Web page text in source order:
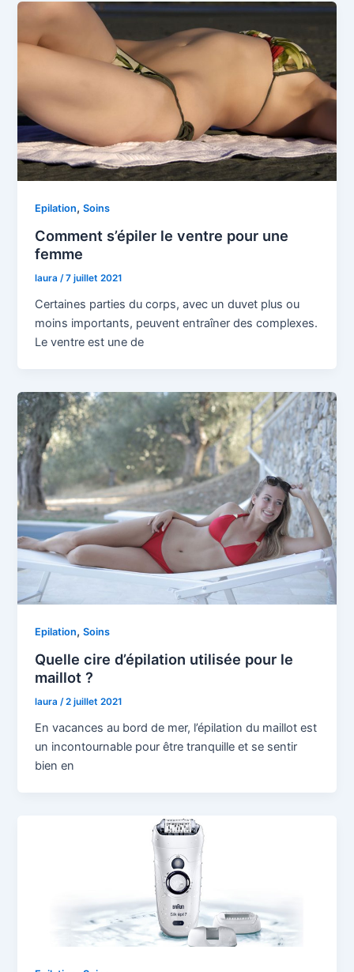
Epilation,Soins
Comment s’épiler le ventre pour une
femme
laura/7 juillet 2021
Certaines parties du corps, avec un duvet plus ou
moins importants, peuvent entraîner des complexes.
Le ventre est une de
Epilation,Soins
Quelle cire d’épilation utilisée pour le
maillot ?
laura/2 juillet 2021
En vacances au bord de mer, l’épilation du maillot est
un incontournable pour être tranquille et se sentir
bien en